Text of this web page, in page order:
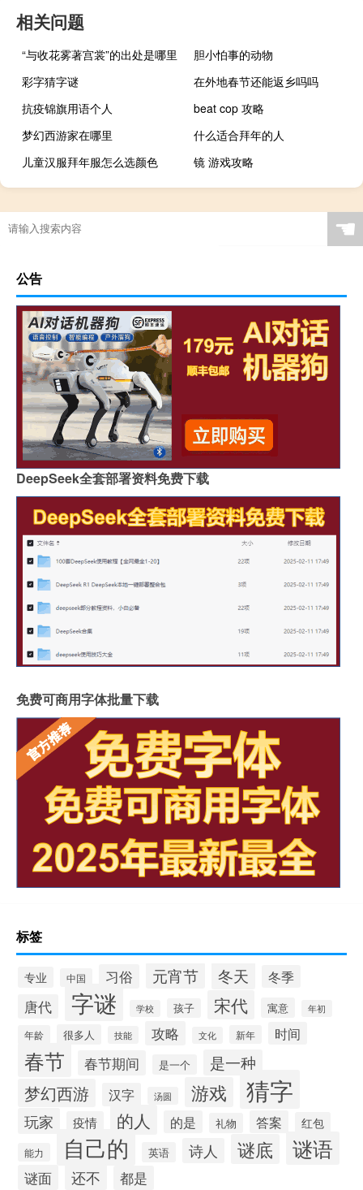
相关问题
“与收花雾著宫裳”的出处是哪里
胆小怕事的动物
彩字猜字谜
在外地春节还能返乡吗吗
抗疫锦旗用语个人
beat cop 攻略
梦幻西游家在哪里
什么适合拜年的人
儿童汉服拜年服怎么选颜色
镜 游戏攻略
☚
公告
DeepSeek全套部署资料免费下载
免费可商用字体批量下载
标签
专业 中国 习俗 元宵节 冬天 冬季
唐代 字谜 学校 孩子 宋代 寓意 年初
年龄 很多人 技能 攻略 文化 新年 时间
春节 春节期间 是一个 是一种
梦幻西游 汉字 汤圆 游戏 猜字
玩家 疫情 的人 的是 礼物 答案 红包
能力 自己的 英语 诗人 谜底 谜语
谜面 还不 都是